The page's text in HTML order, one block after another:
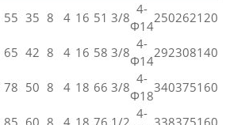
55 35 8 4 16 51 3/8
4-
Φ14
250262120
65 42 8 4 16 58 3/8
4-
Φ14
292308140
78 50 8 4 18 66 3/8
4-
Φ18
340375160
4-